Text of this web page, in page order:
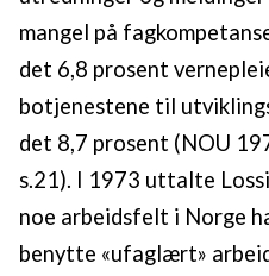
mangel på
det 6,8 prosent
botjenestene til
det 8,7 prosent (NOU
s.21). I 1973 uttalte
noe arbeidsfelt i Norge
benytte «ufaglært»